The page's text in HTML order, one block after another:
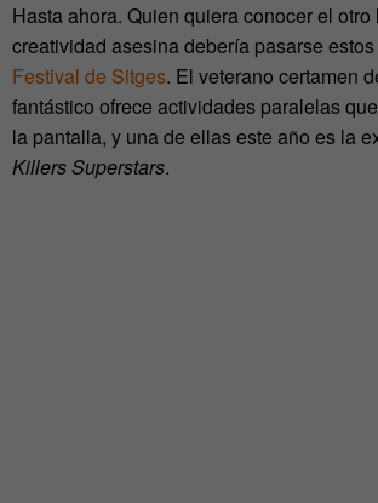
Hasta ahora. Quien quiera conocer el
creatividad asesina debería pasarse
Festival de Sitges. El veterano certamen
fantástico ofrece actividades paralelas
la pantalla, y una de ellas este año es la
Killers Superstars.